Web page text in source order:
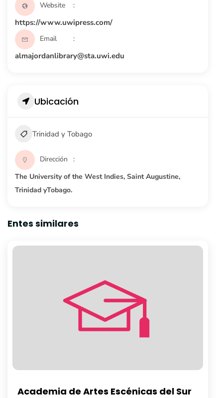
Website
https://www.uwipress.com/
Email
almajordanlibrary@sta.uwi.edu
Ubicación
Trinidad y Tobago
Dirección
The University of the West Indies, Saint Augustine,
Trinidad yTobago.
Entes similares
Festival de Alimentos Azules